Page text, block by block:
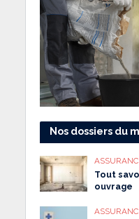
Nos dossiers du
Tout
ouvrage